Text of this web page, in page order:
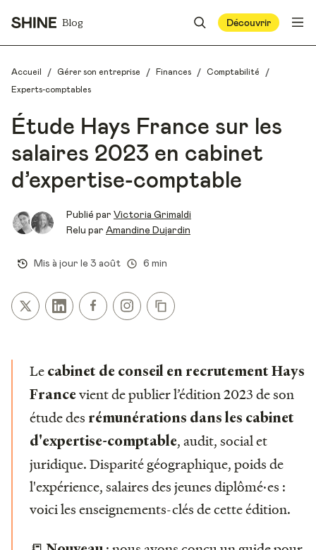
Blog Découvrir
Accueil / Gérer son entreprise / Finances / Comptabilité /
Experts-comptables
Étude Hays France sur les
salaires 2023 en cabinet
d’expertise-comptable
Publié par Victoria Grimaldi
Relu par Amandine Dujardin
Mis à jour le 3 août 6 min
Le cabinet de conseil en recrutement Hays
Francevient de publier l’édition 2023 de son
étude des rémunérations dans les cabinet
d'expertise-comptable, audit, social et
juridique. Disparité géographique, poids de
l'expérience, salaires des jeunes diplômé·es :
voici les enseignements-clés de cette édition.